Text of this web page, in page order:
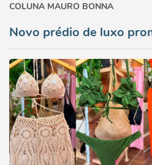
COLUNA MAURO BONNA
Novo prédio de luxo